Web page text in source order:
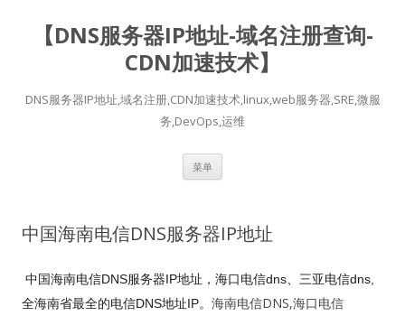
【DNS服务器IP地址-域名注册查询-
CDN加速技术】
DNS服务器IP地址,域名注册,CDN加速技术,linux,web服务器,SRE,微服
务,DevOps,运维
菜单
中国海南电信DNS服务器IP地址​
中国海南电信DNS服务器IP地址，海口电信dns、三亚电信dns
全海南省最全的电信DNS地址IP。 海南电信DNS,海口电信